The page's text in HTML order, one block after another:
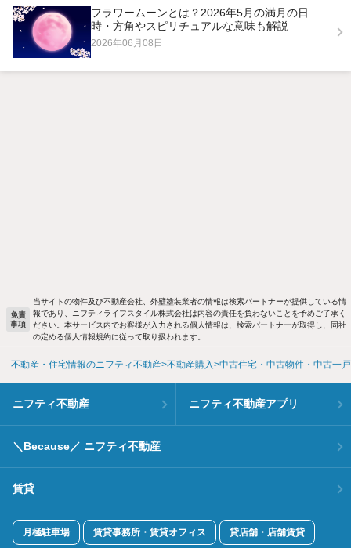
フラワームーンとは？2026年5月の満月の日
時・方角やスピリチュアルな意味も解説
2026年06月08日
免責
事項
当サイトの物件及び不動産会社、外壁塗装業者の情報は検索パートナーが提供している情
報であり、ニフティライフスタイル株式会社は内容の責任を負わないことを予めご了承く
ださい。本サービス内でお客様が入力される個人情報は、検索パートナーが取得し、同社
の定める個人情報規約に従って取り扱われます。
不動産・住宅情報のニフティ不動産 不動産購入 中古住宅・中古物件・中古一
ニフティ不動産 ニフティ不動産アプリ
＼Because／ ニフティ不動産
賃貸
月極駐車場 賃貸事務所・賃貸オフィス 貸店舗・店舗賃貸